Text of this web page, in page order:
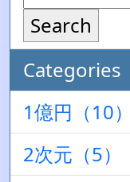
Search
Categories
1億円（10）
2次元（5）